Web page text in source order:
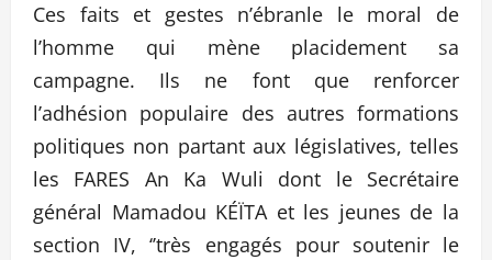
Ces faits et gestes n’ébranle le moral de
l’homme qui mène placidement sa
campagne. Ils ne font que renforcer
l’adhésion populaire des autres formations
politiques non partant aux législatives, telles
les FARES An Ka Wuli dont le Secrétaire
général Mamadou KÉÏTA et les jeunes de la
section IV, ‘’très engagés pour soutenir le